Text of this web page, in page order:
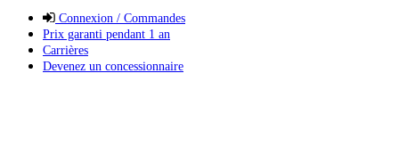
Connexion / Commandes
Prix garanti pendant 1 an
Carrières
Devenez un concessionnaire